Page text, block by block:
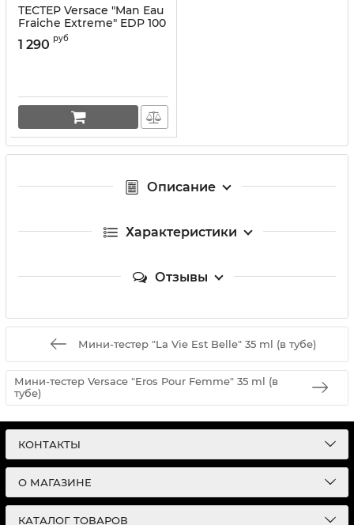
ТЕСТЕР Versace "Man Eau
Fraiche Extreme" EDP 100
ml (Евро)
1 290 руб
Описание
Характеристики
Отзывы
Мини-тестер "La Vie Est Belle" 35 ml (в тубе)
Мини-тестер Versace "Eros Pour Femme" 35 ml (в
тубе)
КОНТАКТЫ
О МАГАЗИНЕ
КАТАЛОГ ТОВАРОВ